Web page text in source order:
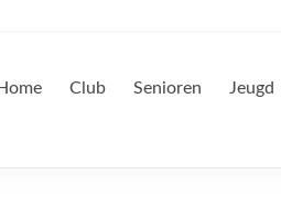
Home Club Senioren Jeugd